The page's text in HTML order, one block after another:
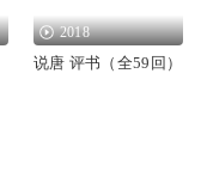
2018
说唐 评书（全59回）